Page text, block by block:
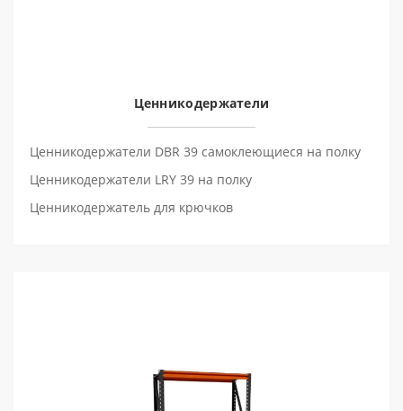
Ценникодержатели
Ценникодержатели DBR 39 самоклеющиеся на полку
Ценникодержатели LRY 39 на полку
Ценникодержатель для крючков